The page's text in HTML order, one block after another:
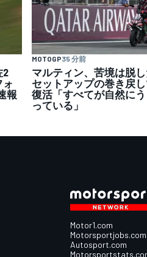
2
報
MOTOGP35 分前
マルティン、苦境は脱
セットアップの巻き戻
復活「すべてが自然に
っている」
Motor1.com
Motorsportjobs.com
Autosport.com